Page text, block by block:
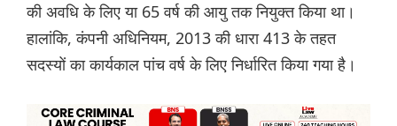
की अवधि के लिए या 65 वर्ष की आयु तक नियुक्त किया था।
हालांकि, कंपनी अधिनियम, 2013 की धारा 413 के तहत
सदस्यों का कार्यकाल पांच वर्ष के लिए निर्धारित किया गया है।